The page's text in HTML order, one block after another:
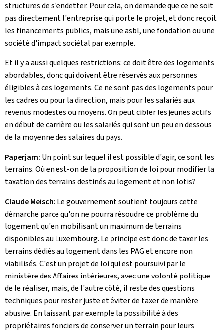
structures de s'endetter. Pour cela, on demande que ce ne soit
pas directement l'entreprise qui porte le projet, et donc reçoit
les financements publics, mais une asbl, une fondation ou une
société d'impact sociétal par exemple.
Et il y a aussi quelques restrictions: ce doit être des logements
abordables, donc qui doivent être réservés aux personnes
éligibles à ces logements. Ce ne sont pas des logements pour
les cadres ou pour la direction, mais pour les salariés aux
revenus modestes ou moyens. On peut cibler les jeunes actifs
en début de carrière ou les salariés qui sont un peu en dessous
de la moyenne des salaires du pays.
Paperjam: Un point sur lequel il est possible d'agir, ce sont les
terrains. Où en est-on de la proposition de loi pour modifier la
taxation des terrains destinés au logement et non lotis?
Claude Meisch: Le gouvernement soutient toujours cette
démarche parce qu'on ne pourra résoudre ce problème du
logement qu'en mobilisant un maximum de terrains
disponibles au Luxembourg. Le principe est donc de taxer les
terrains dédiés au logement dans les PAG et encore non
viabilisés. C'est un projet de loi qui est poursuivi par le
ministère des Affaires intérieures, avec une volonté politique
de le réaliser, mais, de l'autre côté, il reste des questions
techniques pour rester juste et éviter de taxer de manière
abusive. En laissant par exemple la possibilité à des
propriétaires fonciers de conserver un terrain pour leurs